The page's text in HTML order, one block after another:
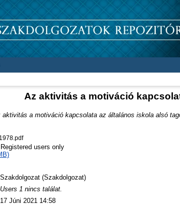
Az aktivitás a motiváció
aktivitás a motiváció kapcsolata az általános iskola alsó
users only
Szakdolgozat (Szakdolgozat)
Users 1 nincs találat.
17 Júni 2021 14:58